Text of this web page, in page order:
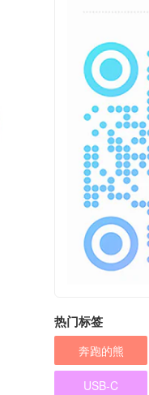
热门标签
奔跑的熊
USB-C